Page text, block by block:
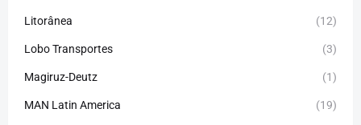
Litorânea (12)
Lobo Transportes (3)
Magiruz-Deutz (1)
MAN Latin America (19)